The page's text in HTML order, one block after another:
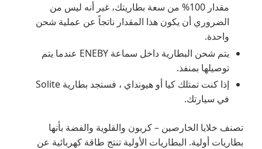
مقدار ‎%100 من سعة بطاريتك، غير أنه ليس من
الضروري أن يكون هذا المقدار ناتجاً عن عملية شحن
واحدة.
يتم شحن البطارية داخل سماعة ENEBY عندما يتم
توصيلها بمنفذ.
إذا كنت تمتلك كيا أو هيونداي ، فستجد بطارية Solite
في سيارتك.
تصنف خلايا الخارصين – كربون والقلوية والفضة بأنها
بطاريات أولية. البطاريات الأولية تنتج طاقة كهربائية عن